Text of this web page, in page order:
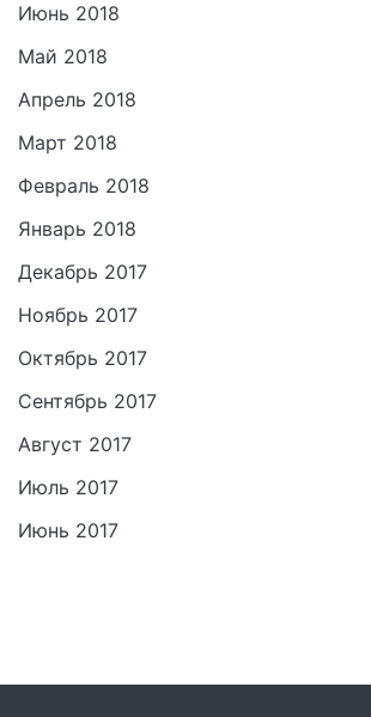
Июнь 2018
Май 2018
Апрель 2018
Март 2018
Февраль 2018
Январь 2018
Декабрь 2017
Ноябрь 2017
Октябрь 2017
Сентябрь 2017
Август 2017
Июль 2017
Июнь 2017